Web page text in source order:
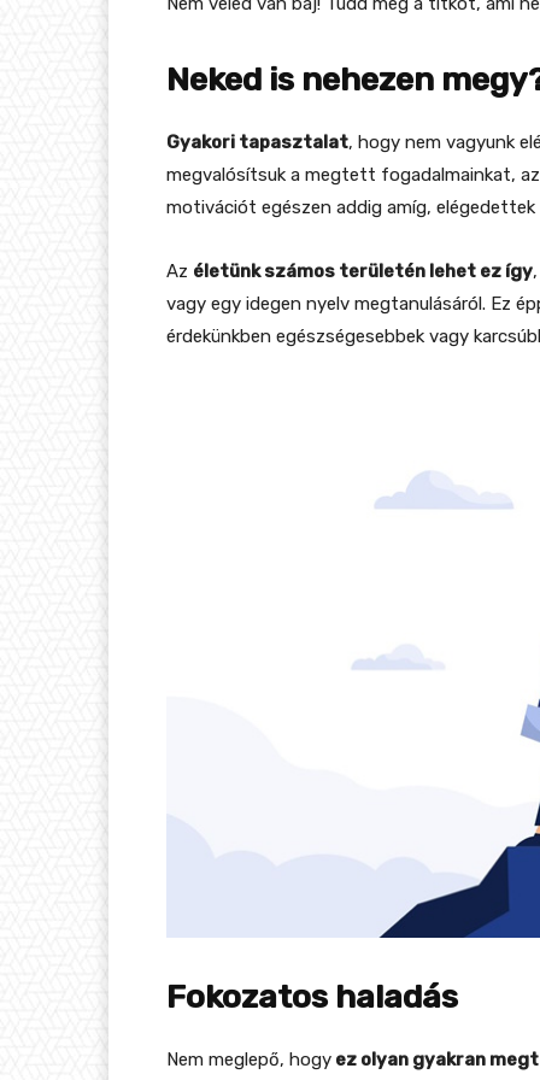
Neked is nehezen
Gyakori tapasztalat, hogy nem vagyunk
megvalósítsuk a megtett fogadalmainkat,
motivációt egészen addig amíg, elégedettek
Az életünk számos területén lehet ez így
vagy egy idegen nyelv megtanulásáról. Ez
érdekünkben egészségesebbek vagy
Fokozatos haladás
Nem meglepő, hogy ez olyan gyakran